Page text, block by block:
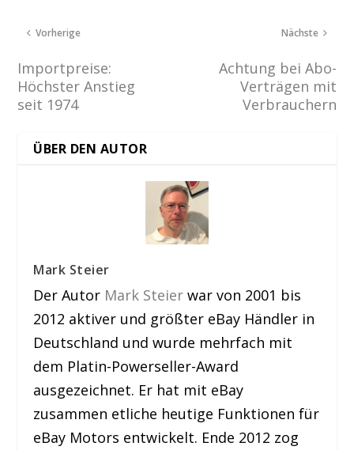
Vorherige
Importpreise:
Höchster Anstieg
seit 1974
Nächste
Achtung bei Abo-
Verträgen mit
Verbrauchern
ÜBER DEN AUTOR
Mark Steier
Der Autor Mark Steier war von 2001 bis
2012 aktiver und größter eBay Händler in
Deutschland und wurde mehrfach mit
dem Platin-Powerseller-Award
ausgezeichnet. Er hat mit eBay
zusammen etliche heutige Funktionen für
eBay Motors entwickelt. Ende 2012 zog